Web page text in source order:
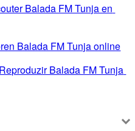
Balada FM Tunja en
Balada FM Tunja online
Reproduzir Balada FM Tunja